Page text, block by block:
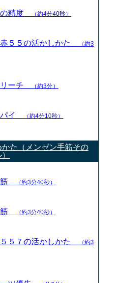
の精度 （約4分40秒）
５５の活かしかた
（約3
リーチ （約3分）
パイ （約4分10秒）
た（メンゼン手筋その
筋 （約3分40秒）
筋 （約3分40秒）
５７の活かしかた
（約3